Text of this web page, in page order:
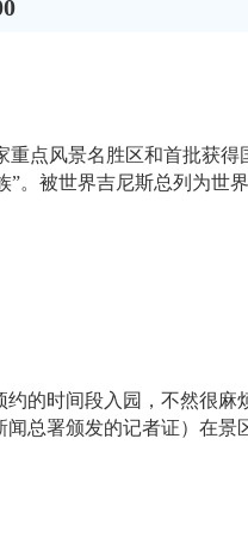
点风景名胜区和首批获
。被世界吉尼斯总列为世
的时间段入园，不然很麻
总署颁发的记者证）在景